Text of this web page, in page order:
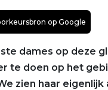
op Google
dames op deze
te doen op het
zien haar eigenlijk